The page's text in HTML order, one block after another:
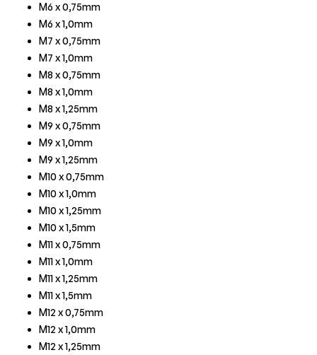
M6 x 0,75mm
M6 x 1,0mm
M7 x 0,75mm
M7 x 1,0mm
M8 x 0,75mm
M8 x 1,0mm
M8 x 1,25mm
M9 x 0,75mm
M9 x 1,0mm
M9 x 1,25mm
M10 x 0,75mm
M10 x 1,0mm
M10 x 1,25mm
M10 x 1,5mm
M11 x 0,75mm
M11 x 1,0mm
M11 x 1,25mm
M11 x 1,5mm
M12 x 0,75mm
M12 x 1,0mm
M12 x 1,25mm